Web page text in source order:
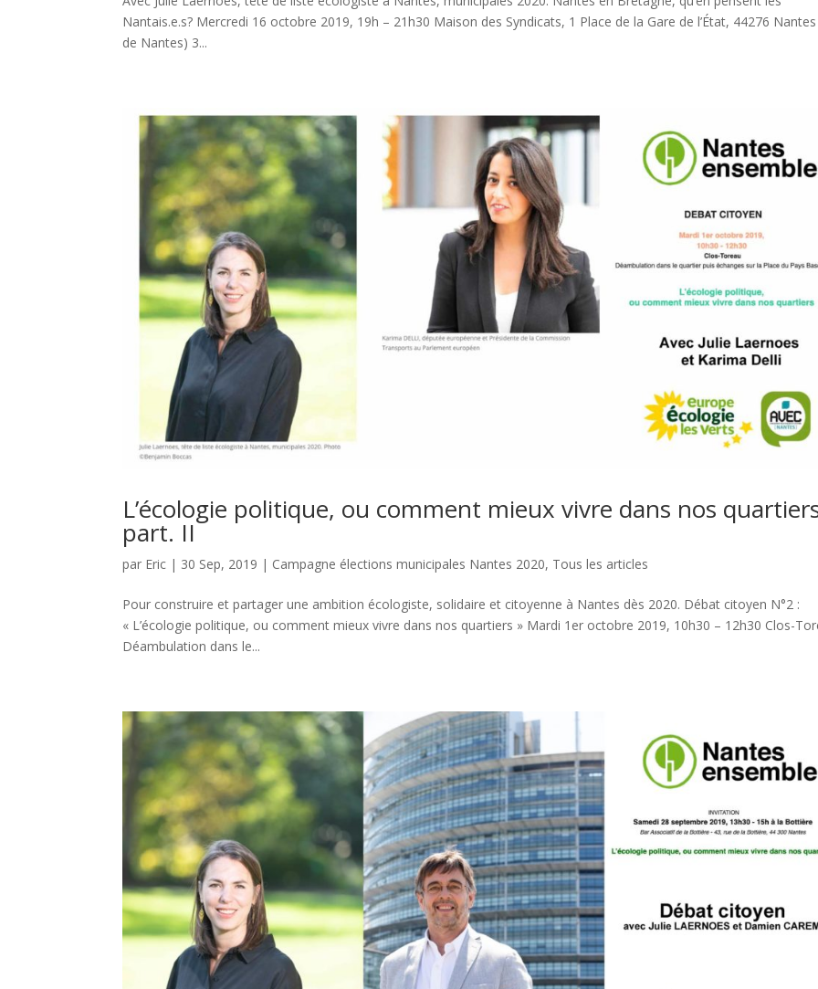
Nantais.e.s? Mercredi 16 octobre 2019, 19h – 21h30 Maison des Syndicats, 1 Place de la Gare de l’État, 44276
de Nantes) 3...
L’écologie politique, ou comment mieux vivre dans nos
part. II
par Eric | 30 Sep, 2019 | Campagne élections municipales Nantes 2020, Tous les articles
Pour construire et partager une ambition écologiste, solidaire et citoyenne à Nantes dès 2020. Débat citoyen N°2 :
« L’écologie politique, ou comment mieux vivre dans nos quartiers » Mardi 1er octobre 2019, 10h30 – 12h30 Clos-
Déambulation dans le...